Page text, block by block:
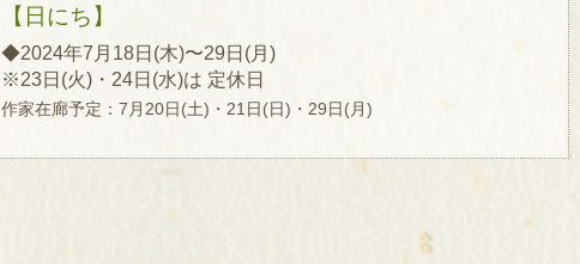
【日にち】
◆2024年7月18日(木)〜29日(月)
※23日(火)・24日(水)は 定休日
作家在廊予定：7月20日(土)・21日(日)・29日(月)